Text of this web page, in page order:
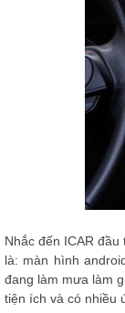
Nhắc đến ICAR
là: màn hình
đang làm mưa làm
tiện ích và có nhiều